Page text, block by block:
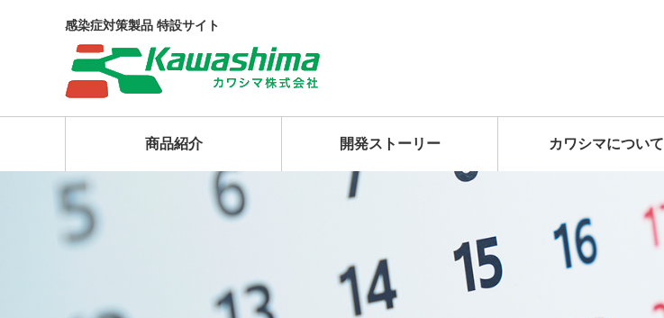
感染症対策製品 特設サイト
商品紹介 開発ストーリー カワシマについて